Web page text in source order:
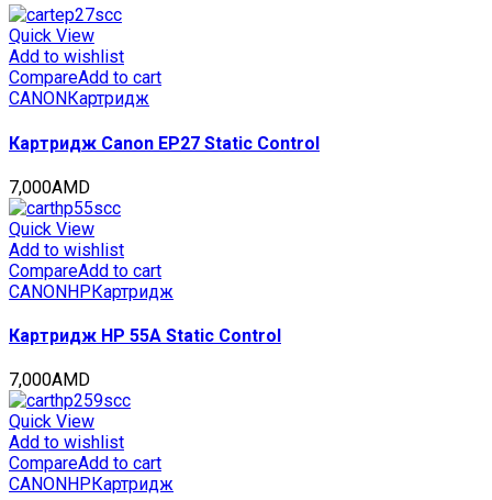
MINOLTA
Bizhub
C458/558/658
(CET)
Cyan,
26000
стр.,
CET7793
quantity
Quick View
Add to wishlist
CompareAdd to cart
CANON Картридж
Картридж Canon EP27 Static Control
7,000AMD
Quick View
Add to wishlist
CompareAdd to cart
CANONHPКартридж
Картридж HP 55A Static Control
7,000AMD
Quick View
Add to wishlist
CompareAdd to cart
CANON HP Картридж